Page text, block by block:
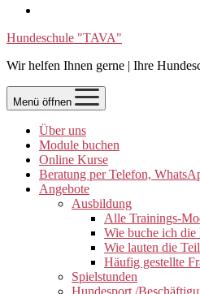
Hundeschule "TAVA"
Wir helfen Ihnen gerne | Ihre
Menü öffnen
Über uns
Module buchen
Online Kurse
Beratung per Telefon,
Angebote
Ausbildung
Alle Trainings-
Wie buche ich die
Wie lauten die
Häufig gestellte
Spielstunden
Hundesport /